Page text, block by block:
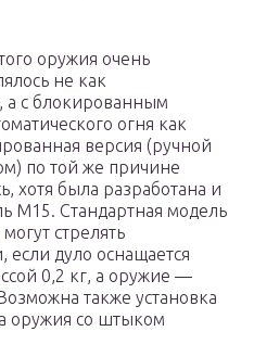
оружия очень
не как
а с блокированным
огня как
версия (ручной
по той же причине
хотя была разработана и
М15. Стандартная модель
стрелять
дуло оснащается
0,2 кг, а оружие —
также установка
оружия со штыком